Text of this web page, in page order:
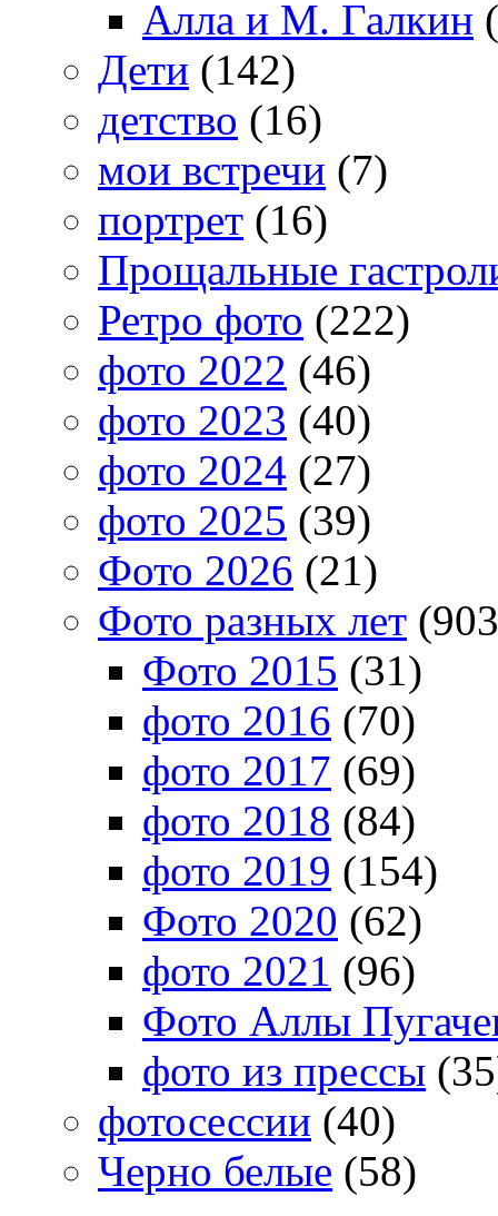
Алла и М. Галкин
Дети (142)
детство (16)
мои встречи (7)
портрет (16)
Прощальные
Ретро фото (222)
фото 2022 (46)
фото 2023 (40)
фото 2024 (27)
фото 2025 (39)
Фото 2026 (21)
Фото разных лет
Фото 2015 (31)
фото 2016 (70)
фото 2017 (69)
фото 2018 (84)
фото 2019 (154)
Фото 2020 (62)
фото 2021 (96)
Фото Аллы
фото из прессы
фотосессии (40)
Черно белые (58)